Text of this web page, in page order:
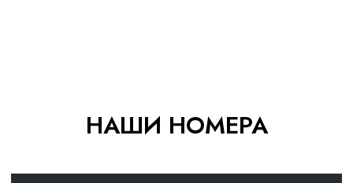
НАШИ НОМЕРА
Вид на город